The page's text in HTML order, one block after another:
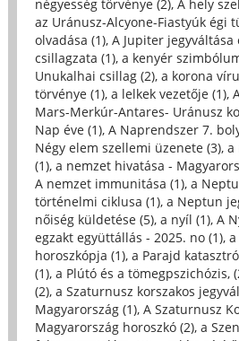
négyesség törvénye (2), A hely
az Uránusz-Alcyone-Fiastyúk égi
olvadása (1), A Jupiter jegyváltása
csillagzata (1), a kenyér
Unukalhai csillag (2), a korona
törvénye (1), a lelkek vezetője (1),
Mars-Merkúr-Antares- Uránusz
Nap éve (1), A Naprendszer 7.
Négy elem szellemi üzenete (3), a
(1), a nemzet hivatása -
A nemzet immunitása (1), a
történelmi ciklusa (1), a Neptun
nőiség küldetése (5), a nyíl (1), A
egzakt együttállás - 2025. no (1),
horoszkópja (1), a Parajd
(1), a Plútó és a tömegpszichózis,
(2), a Szaturnusz korszakos
Magyarország (1), A Szaturnusz
Magyarország horoszkó (2), a